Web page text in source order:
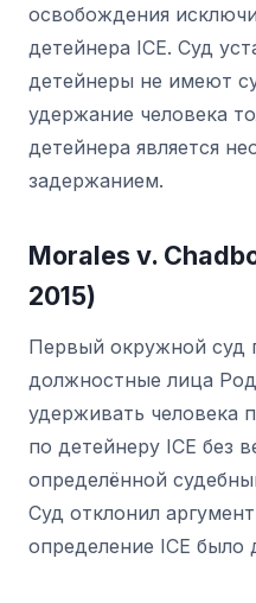
освобождения
детейнера ICE. Суд
детейнеры не имеют
удержание человека
детейнера является
задержанием.
Morales v.
2015)
Первый окружной суд
должностные лица
удерживать человека
по детейнеру ICE без
определённой
Суд отклонил
определение ICE было